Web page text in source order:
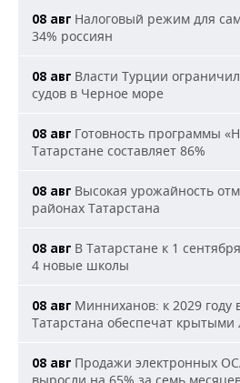
08 авг Налоговый режим для
34% россиян
08 авг Власти Турции
судов в Черное море
08 авг Готовность программы
Татарстане составляет 86%
08 авг Высокая урожайность
районах Татарстана
08 авг В Татарстане к 1
4 новые школы
08 авг Минниханов: к 2029 году
Татарстана обеспечат
08 авг Продажи электронных